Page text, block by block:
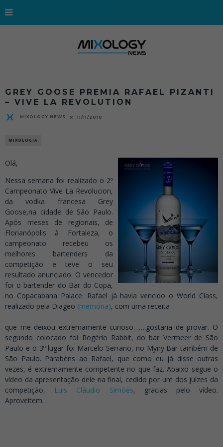
GREY GOOSE PREMIA RAFAEL PIZANTI
– VIVE LA REVOLUTION
MIXOLOGY NEWS 11/11/2010
MIXOLOGIA
Olá,
Nessa semana foi realizado o 2º
Campeonato Vive La Revolucion,
da vodka francesa Grey
Goose,na cidade de São Paulo.
Após meses de regionais, de
Florianópolis à Fortaleza, o
campeonato recebeu os
melhores bartenders da
competição e teve o seu
resultado anunciado. O vencedor
foi o bartender do Bar do Copa,
no Copacabana Palace. Rafael já havia vencido o World Class,
realizado pela Diageo (memória), com uma receita
que me deixou extremamente curioso…….gostaria de provar. O
segundo colocado foi Rogério Rabbit, do bar Vermeer de São
Paulo e o 3º lugar foi Marcelo Serrano, no Myny Bar também de
São Paulo. Parabéns ao Rafael, que como eu já disse outras
vezes, é extremamente competente no que faz. Abaixo segue o
vídeo da apresentação dele na final, cedido por um dos juízes da
competição, Luis Cláudio Simões, gracias pelo vídeo.
Aproveitem…